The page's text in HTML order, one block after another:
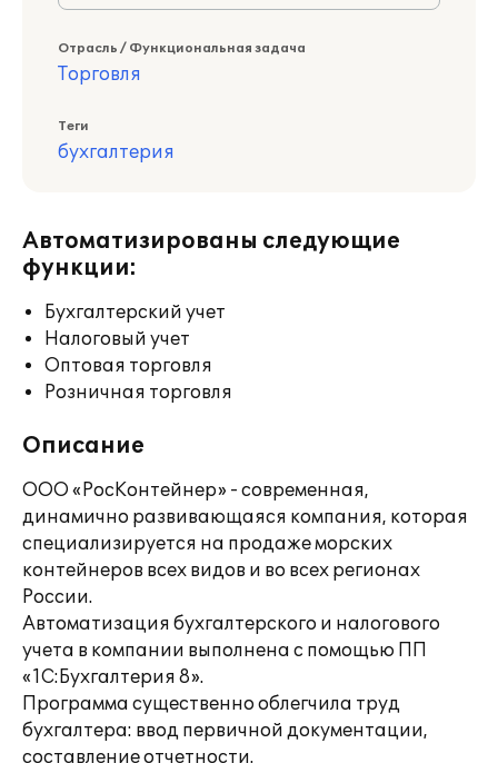
Отрасль / Функциональная задача
Торговля
Теги
бухгалтерия
Автоматизированы следующие
функции:
Бухгалтерский учет
Налоговый учет
Оптовая торговля
Розничная торговля
Описание
ООО «РосКонтейнер» - современная,
динамично развивающаяся компания, которая
специализируется на продаже морских
контейнеров всех видов и во всех регионах
России.
Автоматизация бухгалтерского и налогового
учета в компании выполнена с помощью ПП
«1С:Бухгалтерия 8».
Программа существенно облегчила труд
бухгалтера: ввод первичной документации,
составление отчетности.